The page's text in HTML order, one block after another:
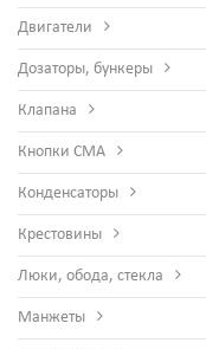
Двигатели
Дозаторы, бункеры
Клапана
Кнопки СМА
Конденсаторы
Крестовины
Люки, обода, стекла
Манжеты